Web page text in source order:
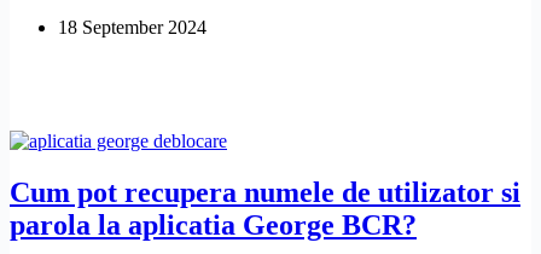
cu
18 September 2024
Cum pot recupera numele de utilizator si
parola la aplicatia George BCR?